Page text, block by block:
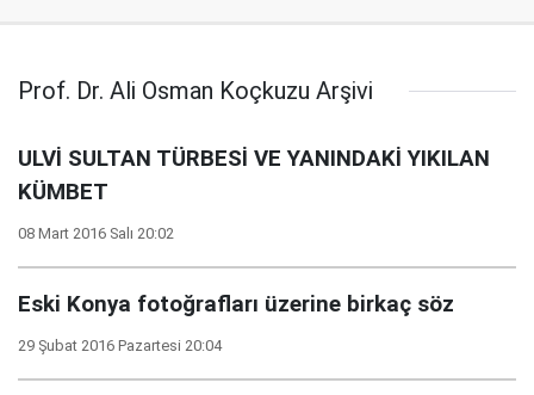
Prof. Dr. Ali Osman Koçkuzu Arşivi
ULVİ SULTAN TÜRBESİ VE YANINDAKİ YIKILAN
KÜMBET
08 Mart 2016 Salı 20:02
Eski Konya fotoğrafları üzerine birkaç söz
29 Şubat 2016 Pazartesi 20:04